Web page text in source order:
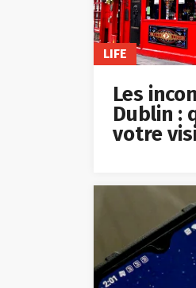
LIFE
Les
Dublin :
votre